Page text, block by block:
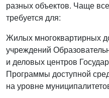
разных объектов. Чаще
требуется для:
Жилых многоквартирных
учреждений
и деловых центров
Программы доступной
на уровне